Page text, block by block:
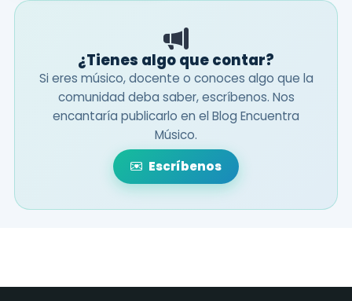
¿Tienes algo que contar?
Si eres músico, docente o conoces algo que la
comunidad deba saber, escríbenos. Nos
encantaría publicarlo en el Blog Encuentra
Músico.
Escríbenos